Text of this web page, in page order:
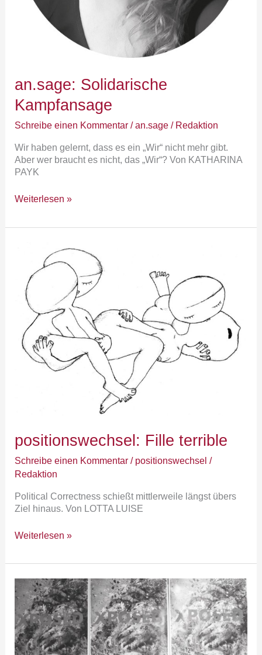
an.sage: Solidarische
Kampfansage
Schreibe einen Kommentar /an.sage / Redaktion
Wir haben gelernt, dass es ein „Wir“ nicht mehr gibt.
Aber wer braucht es nicht, das „Wir“? Von KATHARINA
PAYK
Weiterlesen »
positionswechsel: Fille terrible
Schreibe einen Kommentar / positionswechsel /
Redaktion
Political Correctness schießt mittlerweile längst übers
Ziel hinaus. Von LOTTA LUISE
positionswechsel:
terrible
Weiterlesen »
„Die
Gesellschaft
ist
immer
krank“